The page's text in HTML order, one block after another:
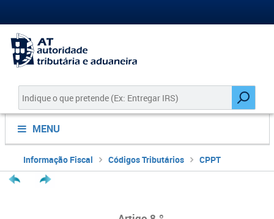
MENU
Informação Fiscal Códigos Tributários CPPT